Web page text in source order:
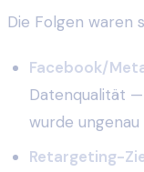
Die Folgen waren
Facebook/
Datenqualität —
wurde ungenau
Retargeting-